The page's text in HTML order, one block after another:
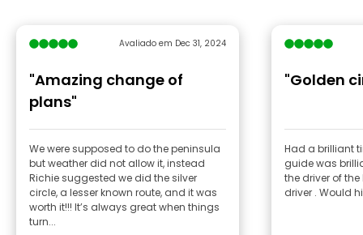
Avaliado em Dec 31, 2024
"Amazing change of
plans"
We were supposed to do the peninsula
but weather did not allow it, instead
Richie suggested we did the silver
circle, a lesser known route, and it was
worth it!!! It’s always great when things
turn...
"Golden
Had a brilliant
guide was
the driver of
driver . Would